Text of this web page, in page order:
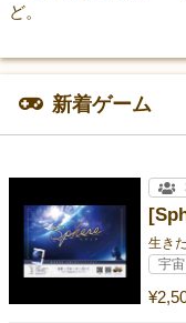
ど。
新着ゲーム
生き
宇宙